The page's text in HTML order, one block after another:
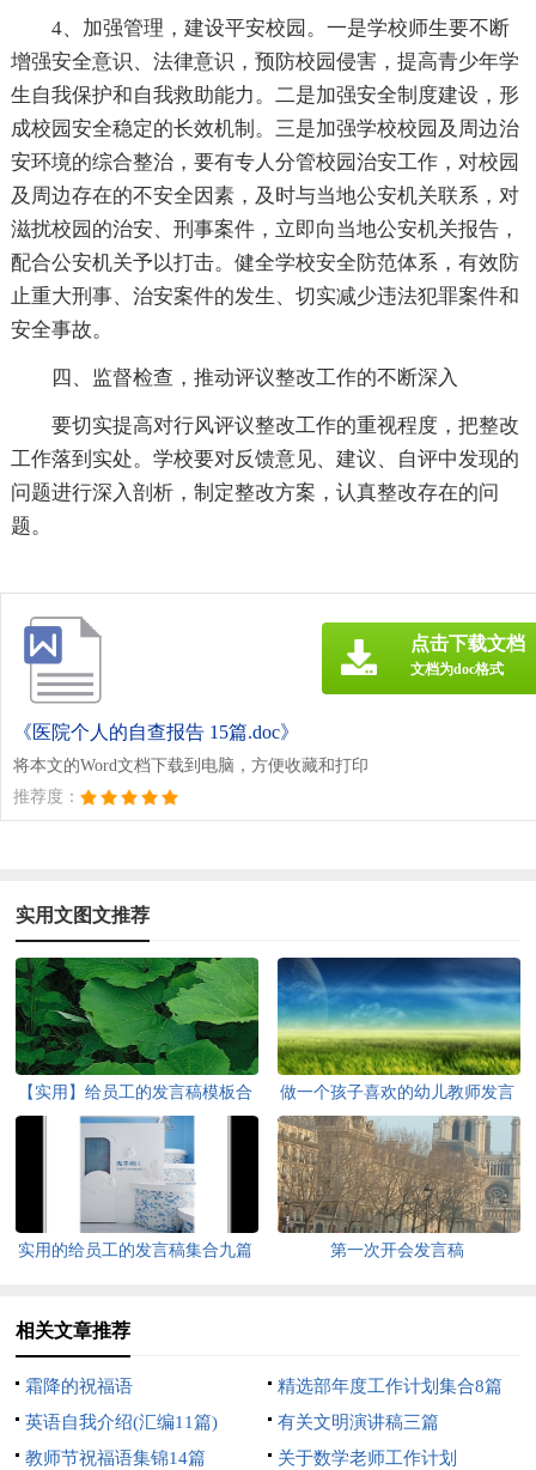
4、加强管理，建设平安校园。一是学校师生要不断
增强安全意识、法律意识，预防校园侵害，提高青少年学
生自我保护和自我救助能力。二是加强安全制度建设，形
成校园安全稳定的长效机制。三是加强学校校园及周边治
安环境的综合整治，要有专人分管校园治安工作，对校园
及周边存在的不安全因素，及时与当地公安机关联系，对
滋扰校园的治安、刑事案件，立即向当地公安机关报告，
配合公安机关予以打击。健全学校安全防范体系，有效防
止重大刑事、治安案件的发生、切实减少违法犯罪案件和
安全事故。
四、监督检查，推动评议整改工作的不断深入
要切实提高对行风评议整改工作的重视程度，把整改
工作落到实处。学校要对反馈意见、建议、自评中发现的
问题进行深入剖析，制定整改方案，认真整改存在的问
题。
《医院个人的自查报告 15篇.doc》
将本文的Word文档下载到电脑，方便收藏和打印
推荐度：
点击下载文档
文档为doc格式
实用文图文推荐
【实用】给员工的发言稿模板合
集8篇
做一个孩子喜欢的幼儿教师发言
稿
实用的给员工的发言稿集合九篇 第一次开会发言稿
相关文章推荐
霜降的祝福语
精选部年度工作计划集合8篇
英语自我介绍(汇编11篇)
有关文明演讲稿三篇
教师节祝福语集锦14篇
关于数学老师工作计划